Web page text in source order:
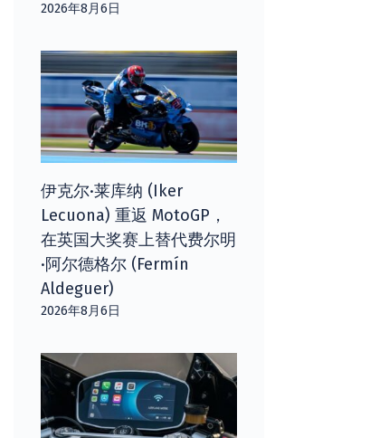
2026年8月6日
伊克尔·莱库纳 (Iker
Lecuona) 重返 MotoGP，
在英国大奖赛上替代费尔明
·阿尔德格尔 (Fermín
Aldeguer)
2026年8月6日